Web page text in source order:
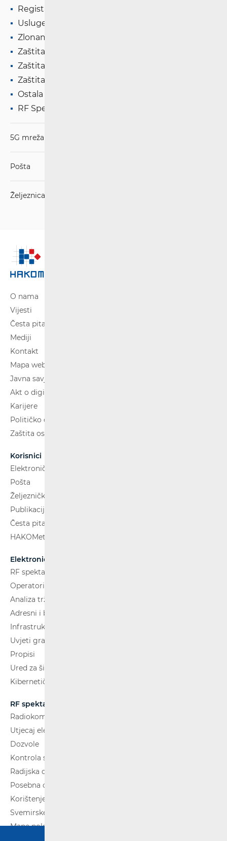
Registar "NE ZOVI"
Usluge s posebnom tarifom
Zlonamjerne i neželjene EK
Zaštita prava osoba s invaliditetom
Zaštita djece na internetu
Zaštita od prekomjerne potrošnje
Ostala pitanja
RF Spektar
5G mreža
Pošta
Željeznica
O nama
Vijesti
Česta pitanja
Mediji
Kontakt
Mapa weba
Javna savjetovanja
Akt o digitalnim uslugama
Karijere
Političko oglašavanje
Zaštita osobnih podataka
Korisnici
Elektroničke komunikacije
Pošta
Željeznički putnički prijevoz
Publikacije
Česta pitanja
HAKOMetar
Elektroničke komunikacije
RF spektar
Operatori i usluge
Analiza tržišta
Adresni i brojevni prostor
Infrastruktura
Uvjeti gradnje
Propisi
Ured za širokopojasnost (BCO)
Kibernetička sigurnost
RF spektar
Radiokomunikacije i radiodifuzija
Utjecaj elektromagnetskih polja (EMP)
Dozvole
Kontrola spektra
Radijska oprema
Posebna ovlaštenja
Korištenje WAS/RLAN radijske opreme
Svemirske radijske komunikacije
Mape pokrivenosti